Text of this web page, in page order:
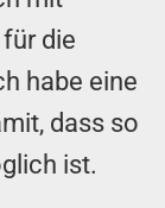
die
habe eine
dass so
ist.